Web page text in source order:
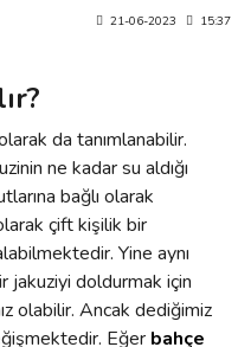
21-06-2023 15:37
da tanımlanabilir.
ne kadar su aldığı
bağlı olarak
çift kişilik bir
Yine aynı
doldurmak için
olabilir. Ancak dediğimiz
Eğer bahçe